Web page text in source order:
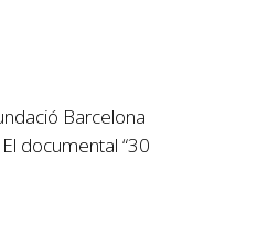
Barcelona
documental “30